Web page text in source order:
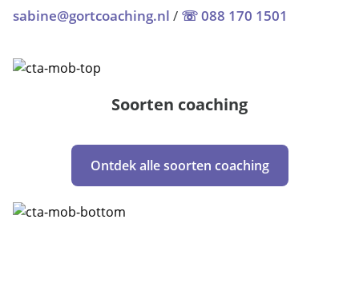
sabine@gortcoaching.nl / ☏ 088 170 1501
Soorten coaching
Ontdek alle soorten coaching